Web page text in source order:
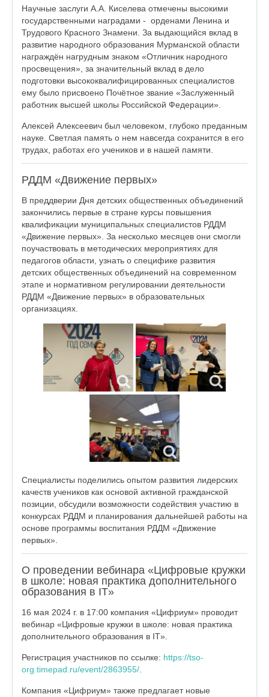
Научные заслуги А.А. Киселева отмечены высокими
государственными наградами - орденами Ленина и
Трудового Красного Знамени. За выдающийся вклад в
развитие народного образования Мурманской области
награждён нагрудным знаком «Отличник народного
просвещения», за значительный вклад в дело
подготовки высококвалифицированных специалистов
ему было присвоено Почётное звание «Заслуженный
работник высшей школы Российской Федерации».
Алексей Алексеевич был человеком, глубоко преданным
науке. Светлая память о нем навсегда сохранится в его
трудах, работах его учеников и в нашей памяти.
РДДМ «Движение первых»
В преддверии Дня детских общественных объединений
закончились первые в стране курсы повышения
квалификации муниципальных специалистов РДДМ
«Движение первых». За несколько месяцев они смогли
поучаствовать в методических мероприятиях для
педагогов области, узнать о специфике развития
детских общественных объединений на современном
этапе и нормативном регулировании деятельности
РДДМ «Движение первых» в образовательных
организациях.
Специалисты поделились опытом развития лидерских
качеств учеников как основой активной гражданской
позиции, обсудили возможности содействия участию в
конкурсах РДДМ и планирования дальнейшей работы на
основе программы воспитания РДДМ «Движение
первых».
О проведении вебинара «Цифровые кружки
в школе: новая практика дополнительного
образования в IT»
16 мая 2024 г. в 17:00 компания «Цифриум» проводит
вебинар «Цифровые кружки в школе: новая практика
дополнительного образования в IT».
Регистрация участников по ссылке: https://tso-
org.timepad.ru/event/2863955/
Компания «Цифриум» также предлагает новые